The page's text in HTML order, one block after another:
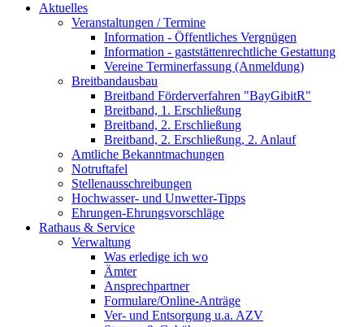
Aktuelles
Veranstaltungen / Termine
Information - Öffentliches Vergnügen
Information - gaststättenrechtliche Gestattung
Vereine Terminerfassung (Anmeldung)
Breitbandausbau
Breitband Förderverfahren "BayGibitR"
Breitband, 1. Erschließung
Breitband, 2. Erschließung
Breitband, 2. Erschließung, 2. Anlauf
Amtliche Bekanntmachungen
Notruftafel
Stellenausschreibungen
Hochwasser- und Unwetter-Tipps
Ehrungen-Ehrungsvorschläge
Rathaus & Service
Verwaltung
Was erledige ich wo
Ämter
Ansprechpartner
Formulare/Online-Anträge
Ver- und Entsorgung u.a. AZV